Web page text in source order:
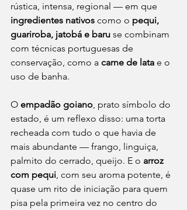
rústica, intensa, regional — em que
ingredientes nativos como o pequi,
guariroba, jatobá e baru se combinam
com técnicas portuguesas de
conservação, como a carne de lata e o
uso de banha.
O empadão goiano, prato símbolo do
estado, é um reflexo disso: uma torta
recheada com tudo o que havia de
mais abundante — frango, linguiça,
palmito do cerrado, queijo. E o arroz
com pequi, com seu aroma potente, é
quase um rito de iniciação para quem
pisa pela primeira vez no centro do